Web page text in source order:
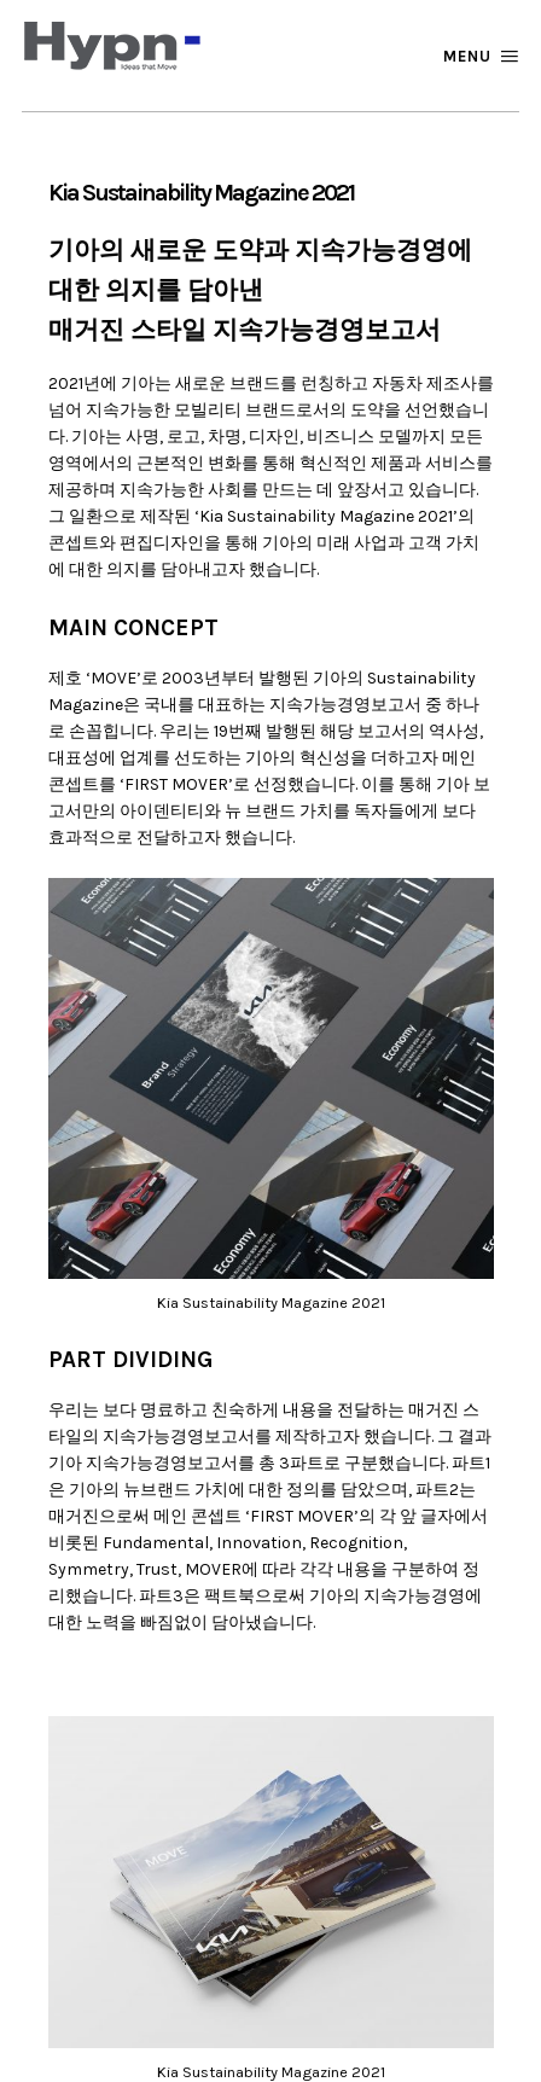
MENU
Kia Sustainability Magazine 2021
기아의 새로운 도약과 지속가능경영에
대한 의지를 담아낸
매거진 스타일 지속가능경영보고서
2021년에 기아는 새로운 브랜드를 런칭하고 자동차 제조사를
넘어 지속가능한 모빌리티 브랜드로서의 도약을 선언했습니
다. 기아는 사명, 로고, 차명, 디자인, 비즈니스 모델까지 모든
영역에서의 근본적인 변화를 통해 혁신적인 제품과 서비스를
제공하며 지속가능한 사회를 만드는 데 앞장서고 있습니다.
그 일환으로 제작된 ‘Kia Sustainability Magazine 2021’의
콘셉트와 편집디자인을 통해 기아의 미래 사업과 고객 가치
에 대한 의지를 담아내고자 했습니다.
MAIN CONCEPT
제호 ‘MOVE’로 2003년부터 발행된 기아의 Sustainability
Magazine은 국내를 대표하는 지속가능경영보고서 중 하나
로 손꼽힙니다. 우리는 19번째 발행된 해당 보고서의 역사성,
대표성에 업계를 선도하는 기아의 혁신성을 더하고자 메인
콘셉트를 ‘FIRST MOVER’로 선정했습니다. 이를 통해 기아 보
고서만의 아이덴티티와 뉴 브랜드 가치를 독자들에게 보다
효과적으로 전달하고자 했습니다.
Kia Sustainability Magazine 2021
PART DIVIDING
우리는 보다 명료하고 친숙하게 내용을 전달하는 매거진 스
타일의 지속가능경영보고서를 제작하고자 했습니다. 그 결과
기아 지속가능경영보고서를 총 3파트로 구분했습니다. 파트1
은 기아의 뉴브랜드 가치에 대한 정의를 담았으며, 파트2는
매거진으로써 메인 콘셉트 ‘FIRST MOVER’의 각 앞 글자에서
비롯된 Fundamental, Innovation, Recognition,
Symmetry, Trust, MOVER에 따라 각각 내용을 구분하여 정
리했습니다. 파트3은 팩트북으로써 기아의 지속가능경영에
대한 노력을 빠짐없이 담아냈습니다.
Kia Sustainability Magazine 2021